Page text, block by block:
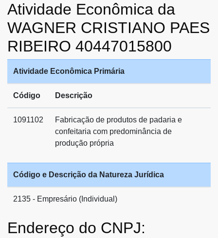
Atividade Econômica da
WAGNER CRISTIANO PAES
RIBEIRO 40447015800
Atividade Econômica Primária
Código Descrição
1091102
Fabricação de produtos de padaria e
confeitaria com predominância de
produção própria
Código e Descrição da Natureza Jurídica
2135 - Empresário (Individual)
Endereço do CNPJ: